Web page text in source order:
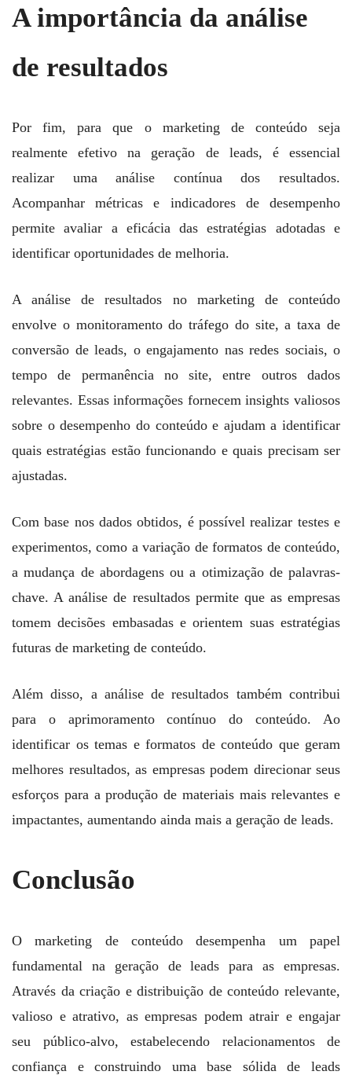
A importância da análise
de resultados
Por fim, para que o marketing de conteúdo seja
realmente efetivo na geração de leads, é essencial
realizar uma análise contínua dos resultados.
Acompanhar métricas e indicadores de desempenho
permite avaliar a eficácia das estratégias adotadas e
identificar oportunidades de melhoria.
A análise de resultados no marketing de conteúdo
envolve o monitoramento do tráfego do site, a taxa de
conversão de leads, o engajamento nas redes sociais, o
tempo de permanência no site, entre outros dados
relevantes. Essas informações fornecem insights valiosos
sobre o desempenho do conteúdo e ajudam a identificar
quais estratégias estão funcionando e quais precisam ser
ajustadas.
Com base nos dados obtidos, é possível realizar testes e
experimentos, como a variação de formatos de conteúdo,
a mudança de abordagens ou a otimização de palavras-
chave. A análise de resultados permite que as empresas
tomem decisões embasadas e orientem suas estratégias
futuras de marketing de conteúdo.
Além disso, a análise de resultados também contribui
para o aprimoramento contínuo do conteúdo. Ao
identificar os temas e formatos de conteúdo que geram
melhores resultados, as empresas podem direcionar seus
esforços para a produção de materiais mais relevantes e
impactantes, aumentando ainda mais a geração de leads.
Conclusão
O marketing de conteúdo desempenha um papel
fundamental na geração de leads para as empresas.
Através da criação e distribuição de conteúdo relevante,
valioso e atrativo, as empresas podem atrair e engajar
seu público-alvo, estabelecendo relacionamentos de
confiança e construindo uma base sólida de leads